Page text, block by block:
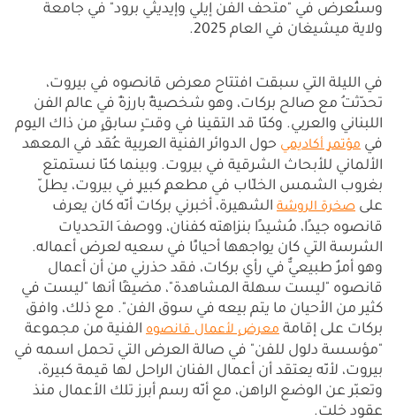
وستُعرض في "متحف الفن إيلي وإيديثي برود" في جامعة
ولاية ميشيغان في العام 2025.
في الليلة التي سبقت افتتاح معرض قانصوه في بيروت،
تحدّثتُ مع صالح بركات، وهو شخصيةٌ بارزةٌ في عالم الفن
اللبناني والعربي. وكنّا قد التقينا في وقتٍ سابقٍ من ذاك اليوم
في مؤتمرٍ أكاديمي حول الدوائر الفنية العربية عُقد في المعهد
الألماني للأبحاث الشرقية في بيروت. وبينما كنّا نستمتع
بغروب الشمس الخلّاب في مطعمٍ كبيرٍ في بيروت، يطلّ
على صخرة الروشة الشهيرة، أخبرني بركات أنّه كان يعرف
قانصوه جيدًا، مُشيدًا بنزاهته كفنان، ووصفَ التحديات
الشرسة التي كان يواجهها أحيانًا في سعيه لعرض أعماله.
وهو أمرٌ طبيعيٌّ في رأي بركات، فقد حذرني من أن أعمال
قانصوه "ليست سهلة المشاهدة"، مضيفًا أنها "ليست في
كثير من الأحيان ما يتم بيعه في سوق الفن". مع ذلك، وافق
بركات على إقامة معرضٍ لأعمال قانصوه الفنية من مجموعة
"مؤسسة دلول للفن" في صالة العرض التي تحمل اسمه في
بيروت، لأنّه يعتقد أن أعمال الفنان الراحل لها قيمة كبيرة،
وتعبّر عن الوضع الراهن، مع أنّه رسم أبرز تلك الأعمال منذ
عقود خلت.